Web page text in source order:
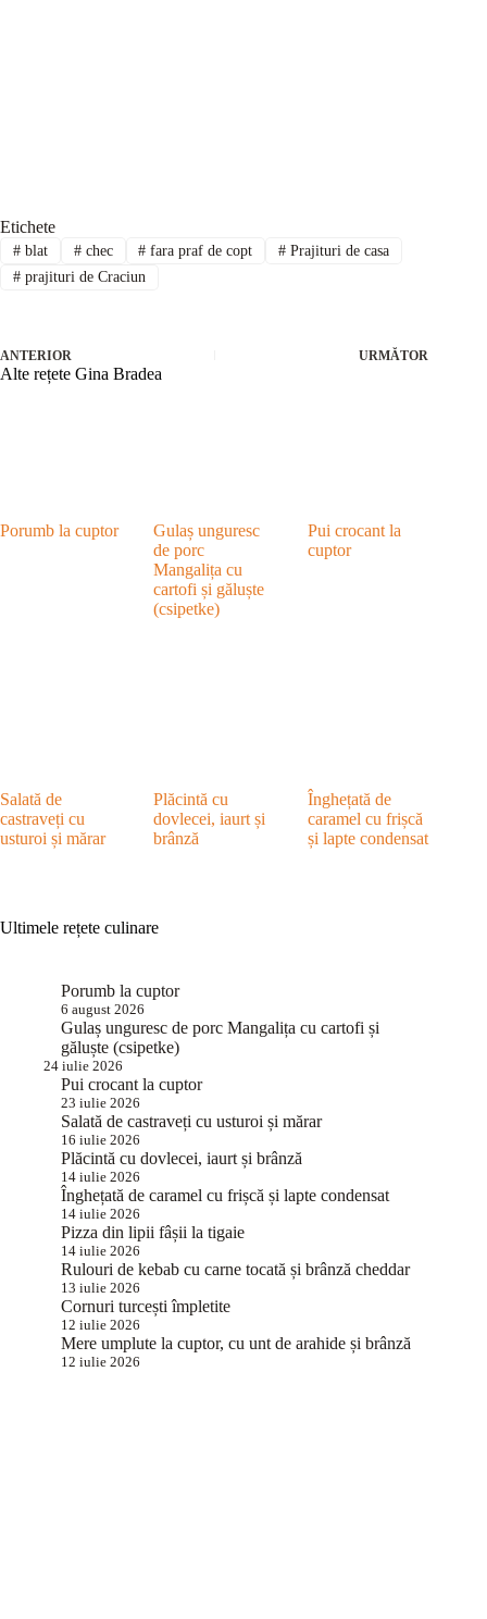
Etichete
#blat #chec # fara praf de copt # Prajituri de casa
#prajituri de Craciun
ANTERIOR URMĂTOR
Alte rețete Gina Bradea
Porumb la cuptor
Gulaș unguresc
de porc
Mangalița cu
cartofi și găluște
(csipetke)
Pui crocant la
cuptor
Salată de
castraveți cu
usturoi și mărar
Plăcintă cu
dovlecei, iaurt și
brânză
Înghețată de
caramel cu frișcă
și lapte condensat
Ultimele rețete culinare
Porumb la cuptor
6 august 2026
Gulaș unguresc de porc Mangalița cu cartofi și
găluște (csipetke)
24 iulie 2026
Pui crocant la cuptor
23 iulie 2026
Salată de castraveți cu usturoi și mărar
16 iulie 2026
Plăcintă cu dovlecei, iaurt și brânză
14 iulie 2026
Înghețată de caramel cu frișcă și lapte condensat
14 iulie 2026
Pizza din lipii fâșii la tigaie
14 iulie 2026
Rulouri de kebab cu carne tocată și brânză cheddar
13 iulie 2026
Cornuri turcești împletite
12 iulie 2026
Mere umplute la cuptor, cu unt de arahide și brânză
12 iulie 2026